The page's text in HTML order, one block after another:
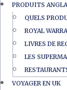
PRODUITS
QUELS
ROYAL
LIVRES DE
LES
VOYAGER EN UK